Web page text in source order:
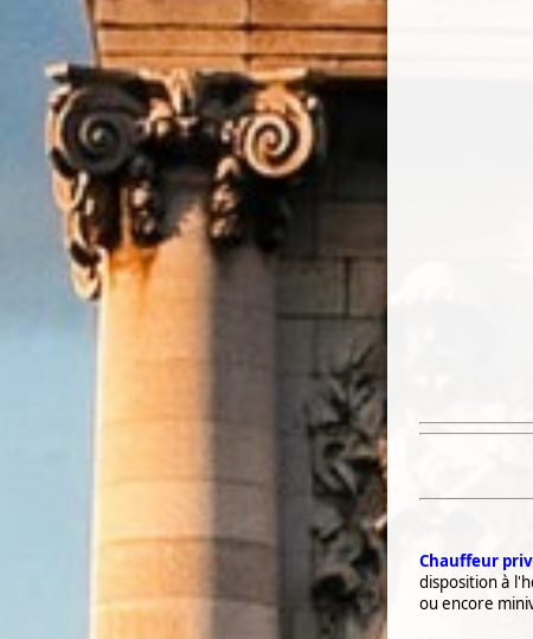
Chauffeur
disposition à
ou encore